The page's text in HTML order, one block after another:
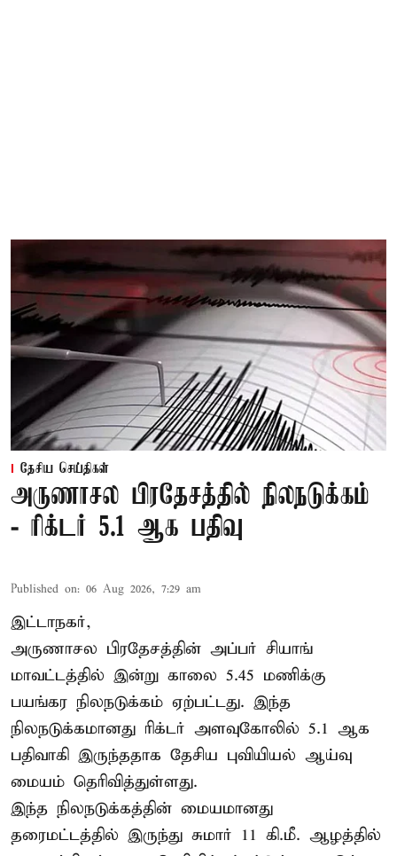
தேசிய செய்திகள்
அருணாசல பிரதேசத்தில் நிலநடுக்கம்
- ரிக்டர் 5.1 ஆக பதிவு
Published on: 06 Aug 2026, 7:29 am
இட்டாநகர்,
அருணாசல பிரதேசத்தின் அப்பர் சியாங்
மாவட்டத்தில் இன்று காலை 5.45 மணிக்கு
பயங்கர நிலநடுக்கம் ஏற்பட்டது. இந்த
நிலநடுக்கமானது ரிக்டர் அளவுகோலில் 5.1 ஆக
பதிவாகி இருந்ததாக தேசிய புவியியல் ஆய்வு
மையம் தெரிவித்துள்ளது.
இந்த நிலநடுக்கத்தின் மையமானது
தரைமட்டத்தில் இருந்து சுமார் 11 கி.மீ. ஆழத்தில்